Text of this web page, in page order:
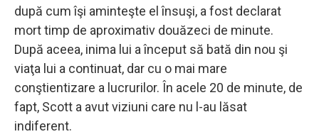
după cum îşi aminteşte el însuşi, a fost declarat
mort timp de aproximativ douăzeci de minute.
După aceea, inima lui a început să bată din nou şi
viaţa lui a continuat, dar cu o mai mare
conştientizare a lucrurilor. În acele 20 de minute, de
fapt, Scott a avut viziuni care nu l-au lăsat
indiferent.